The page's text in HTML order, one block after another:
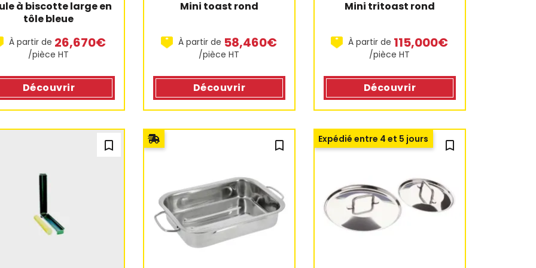
à biscotte large en
tôle bleue
À partir de 26,670€
/pièce HT
Découvrir
Mini toast rond
À partir de 58,460€
/pièce HT
Découvrir
Mini tritoast rond
À partir de 115,000€
/pièce HT
Découvrir
bookmark_outline bookmark_outline bookmark_outline
Expédié entre 4 et 5 jours